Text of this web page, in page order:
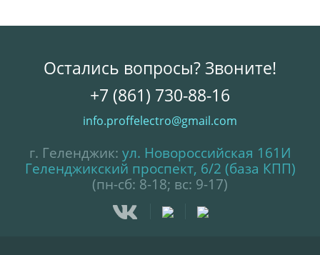
Остались вопросы? Звоните!
+7 (861) 730-88-16
info.proffelectro@gmail.com
г. Геленджик: ул. Новороссийская 161И
Геленджикский проспект, 6/2 (база КПП)
(пн-сб: 8-18; вс: 9-17)